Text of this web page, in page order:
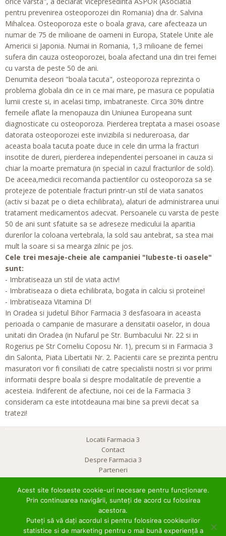
pentru prevenirea osteoporozei din Romania) dna dr. Salvina
Mihalcea. Osteoporoza este o boala grava, care afecteaza un
numar de 75 de milioane de oameni in Europa, Statele Unite ale
Americii si Japonia. Numai in Romania, 1,3 milioane de femei
sufera din cauza osteoporozei, boala afectand una din trei femei
cu varsta de peste 50 de ani.
Denumita deseori "boala tacuta", osteoporoza reprezinta o
problema globala din ce in ce mai mare, pe masura ce populatia
lumii creste si, in acelasi timp, imbatraneste. Circa 30% dintre
femeile aflate la menopauza din Uniunea Europeana sunt
diagnosticate cu osteoporoza. Pierderea treptata a masei osoase
datorata osteoporozei este invizibila si nedureroasa, dar
aceasta boala tacuta poate duce in cele din urma la fracturi
insotite de dureri, pierderea independentei persoanei in cauza si
chiar la moarte prematura (in special in cazul fracturilor de sold).
De aceea,medicii recomanda pactientilor cu osteoporoza sa se
protejeze de potentiale fracturi printr-un stil de viata sanatos
(activ si bazat pe o dieta echilibrata), alaturi de administrarea unui
tratament medicamentos adecvat. Persoanele cu varsta de peste
50 de ani sunt sfatuite sa se adreseze medicului la aparitia
durerilor la coloana vertebrala, la sold sau antebrat, sa stea mai
mult la soare si sa mearga zilnic pe jos.
Cele trei mesaje-cheie ale campaniei "Iubeste-ti oasele"
sunt:
- Imbratiseaza un stil de viata activ!
- Imbratiseaza o dieta echilibrata, bogata in calciu si proteine!
- Imbratiseaza Vitamina D!
In Oradea si judetul Bihor Farmacia 3 desfasoara in aceasta
perioada o campanie de masurare a densitatii oaselor, in doua
unitati din Oradea (in Nufarul pe Str. Bumbacului Nr. 22 si in
Rogerius pe Str Corneliu Coposu Nr. 1), precum si in Farmacia 3
din Salonta, Piata Libertatii Nr. 2. Pacientii care se prezinta pentru
masuratori vor fi consiliati de catre specialistii nostri si vor primi
informatii despre boala si despre modalitatile de preventie a
acesteia. Indiferent de afectiune, noi cei de la Farmacia 3
consideram ca este intotdeauna mai bine sa previi decat sa
tratezi!
Locatii Farmacia 3
Contact
Despre Farmacia 3
Parteneri
Clubul Mamicilor
Promotii
Contul meu
Cauta produs
Termeni si conditii
Politica de confidentialitate
Acest site foloseste cookie-uri necesare pentru funcționare.
Prin continuarea navigării, sunteți de acord cu folosirea
acestora.
Puteți să vă dați acordul si pentru folosirea cookieurilor
statistice si de marketing pentru o mai bună experiență a